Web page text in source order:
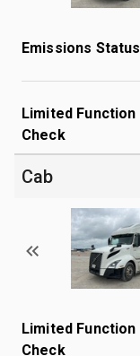
Emissions Status
Limited Function
Check
Cab
Limited Function
Check